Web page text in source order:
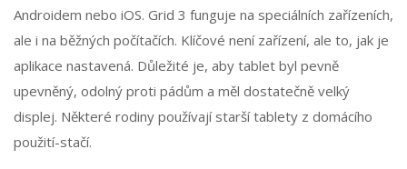
Androidem nebo iOS. Grid 3 funguje na speciálních zařízeních,
ale i na běžných počítačích. Klíčové není zařízení, ale to, jak je
aplikace nastavená. Důležité je, aby tablet byl pevně
upevněný, odolný proti pádům a měl dostatečně velký
displej. Některé rodiny používají starší tablety z domácího
použití-stačí.